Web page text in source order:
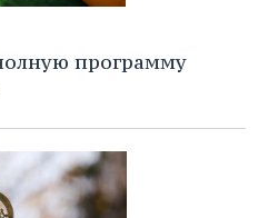
программу